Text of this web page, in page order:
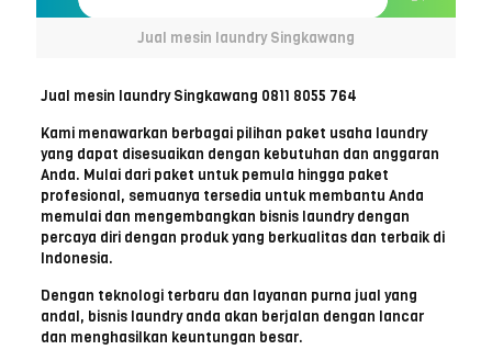
Jual mesin laundry Singkawang
Jual mesin laundry Singkawang 0811 8055 764
Kami menawarkan berbagai pilihan paket usaha laundry
yang dapat disesuaikan dengan kebutuhan dan anggaran
Anda. Mulai dari paket untuk pemula hingga paket
profesional, semuanya tersedia untuk membantu Anda
memulai dan mengembangkan bisnis laundry dengan
percaya diri dengan produk yang berkualitas dan terbaik di
Indonesia.
Dengan teknologi terbaru dan layanan purna jual yang
andal, bisnis laundry anda akan berjalan dengan lancar
dan menghasilkan keuntungan besar.